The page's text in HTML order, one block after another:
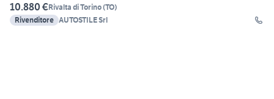
10.880 €Rivalta di Torino(TO)
Rivenditore AUTOSTILE Srl